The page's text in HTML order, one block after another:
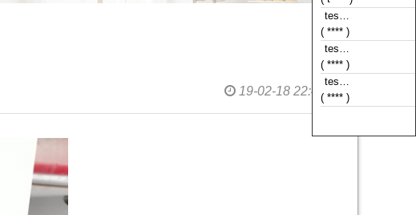
19-02-18 22:42
tes…
( **** )
tes…
( **** )
tes…
( **** )
tes…